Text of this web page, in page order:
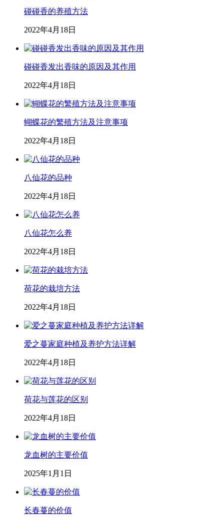
碰碰香的养殖方法
2022年4月18日
碰碰香发出香味的原因及其作用
2022年4月18日
蝴蝶花的繁殖方法及注意事项
2022年4月18日
八仙花的品种
2022年4月18日
八仙花怎么养
2022年4月18日
荷花的栽培方法
2022年4月18日
爱之蔓家庭种植及养护方法详解
2022年4月18日
荷花与莲花的区别
2022年4月18日
龙血树的主要价值
2025年1月1日
长春蔓的价值